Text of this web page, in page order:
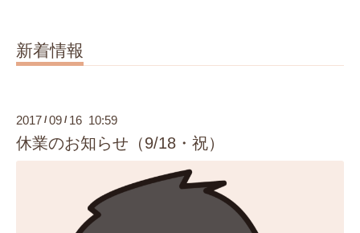
新着情報
2017 /09 / 16 10:59
休業のお知らせ（9/18・祝）